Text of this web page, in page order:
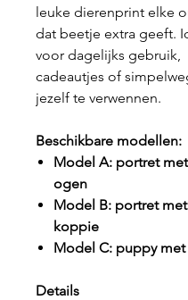
leuke dierenprint elke
dat beetje extra geeft.
voor dagelijks gebruik,
cadeautjes of
jezelf te verwennen.
Beschikbare modellen:
Model A: portret
ogen
Model B: portret
koppie
Model C: puppy met
Details